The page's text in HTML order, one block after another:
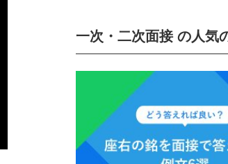
一次・二次面接 の人気